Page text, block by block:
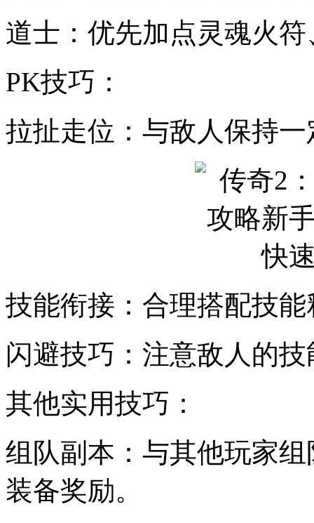
道士：优先加点灵魂火
PK技巧：
拉扯走位：与敌人保持
技能衔接：合理搭配技
闪避技巧：注意敌人的
其他实用技巧：
组队副本：与其他玩家
装备奖励。